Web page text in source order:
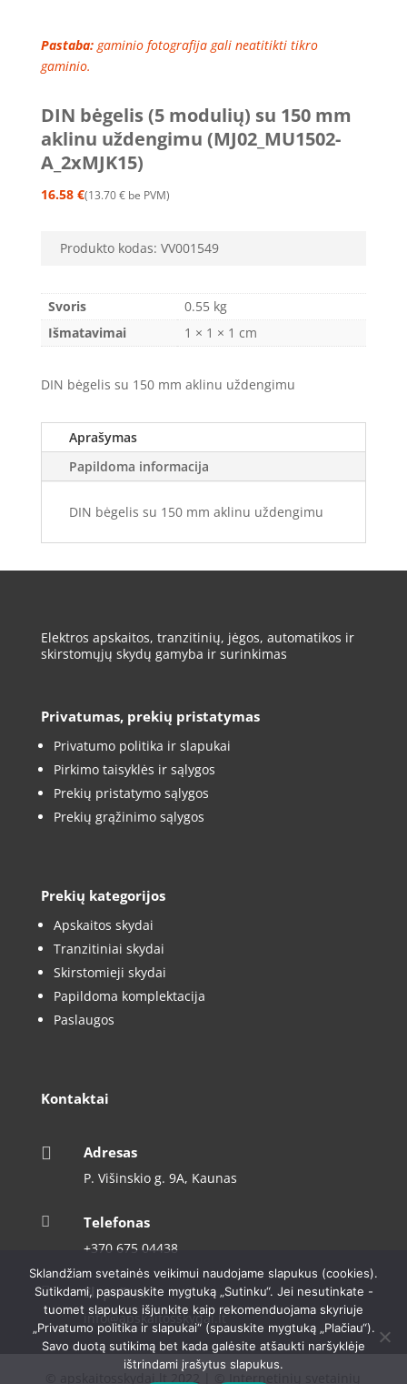
Pastaba:gaminio fotografija gali neatitikti tikro
gaminio.
DIN bėgelis (5 modulių) su 150 mm
aklinu uždengimu (MJ02_MU1502-
A_2xMJK15)
16.58 € 13.70€ be PVM
Produkto kodas: VV001549
Svoris
0.55 kg
Išmatavimai
1 × 1 × 1 cm
DIN bėgelis su 150 mm aklinu uždengimu
Aprašymas
Papildoma informacija
DIN bėgelis su 150 mm aklinu uždengimu
Elektros apskaitos, tranzitinių, jėgos, automatikos ir
skirstomųjų skydų gamyba ir surinkimas
Privatumas, prekių pristatymas
Privatumo politika ir slapukai
Pirkimo taisyklės ir sąlygos
Prekių pristatymo sąlygos
Prekių grąžinimo sąlygos
Prekių kategorijos
Apskaitos skydai
Tranzitiniai skydai
Skirstomieji skydai
Papildoma komplektacija
Paslaugos
Kontaktai
 Adresas
P. Višinskio g. 9A, Kaunas
 Telefonas
+370 675 04438
 El. paštas
info@apskaitosskydai.lt
© apskaitosskydai.lt 2022 | © Internetinių svetainių
Sklandžiam svetainės veikimui naudojame slapukus (cookies).
Sutikdami, paspauskite mygtuką „Sutinku“. Jei nesutinkate -
tuomet slapukus išjunkite kaip rekomenduojama skyriuje
„Privatumo politika ir slapukai“ (spauskite mygtuką „Plačiau“).
Savo duotą sutikimą bet kada galėsite atšaukti naršyklėje
ištrindami įrašytus slapukus.